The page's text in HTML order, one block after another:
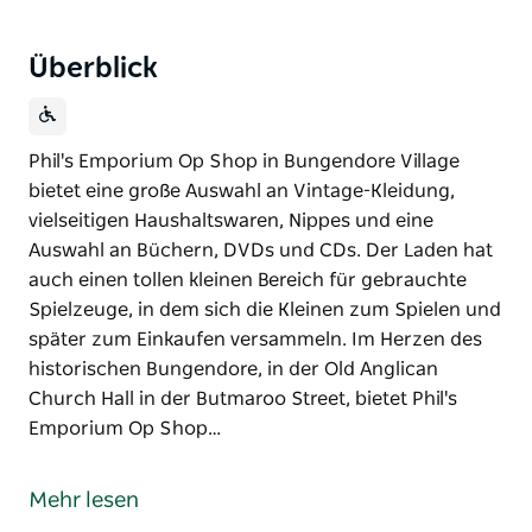
Überblick
Phil's Emporium Op Shop in Bungendore Village
bietet eine große Auswahl an Vintage-Kleidung,
vielseitigen Haushaltswaren, Nippes und eine
Auswahl an Büchern, DVDs und CDs. Der Laden hat
auch einen tollen kleinen Bereich für gebrauchte
Spielzeuge, in dem sich die Kleinen zum Spielen und
später zum Einkaufen versammeln. Im Herzen des
historischen Bungendore, in der Old Anglican
Church Hall in der Butmaroo Street, bietet Phil's
Emporium Op Shop…
bietet eine große Auswahl an Vintage-Kleidung,
Mehr lesen